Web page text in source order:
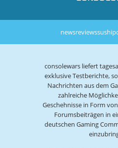
newsreviewssushi
consolewars liefert
exklusive Testberichte,
Nachrichten aus dem
zahlreiche
Geschehnisse in Form
Forumsbeiträgen in
deutschen Gaming